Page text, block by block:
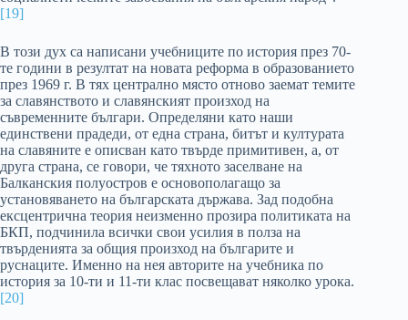
[19]
В този дух са написани учебниците по история през 70-
те години в резултат на новата реформа в образованието
през 1969 г. В тях централно място отново заемат темите
за славянството и славянският произход на
съвременните българи. Определяни като наши
единствени прадеди, от една страна, битът и културата
на славяните е описван като твърде примитивен, а, от
друга страна, се говори, че тяхното заселване на
Балканския полуостров е основополагащо за
установяването на българската държава. Зад подобна
ексцентрична теория неизменно прозира политиката на
БКП, подчинила всички свои усилия в полза на
твърденията за общия произход на българите и
руснаците. Именно на нея авторите на учебника по
история за 10-ти и 11-ти клас посвещават няколко урока.
[20]